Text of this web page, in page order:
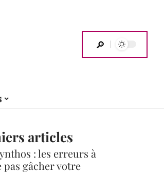
articles
: les erreurs à
gâcher votre